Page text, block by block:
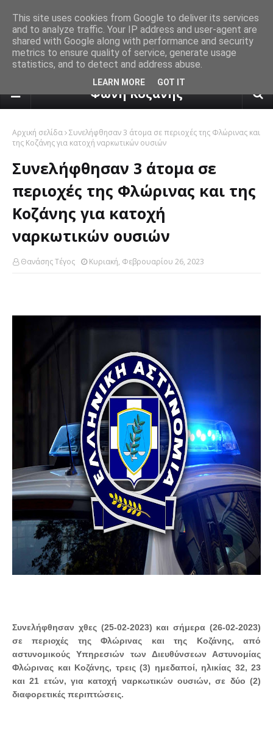
πρόγνωση καιρού από το
Φωνή Κοζάνης
Αρχική σελίδα Συνελήφθησαν 3 άτομα σε περιοχές της Φλώρινας και
της Κοζάνης για κατοχή ναρκωτικών ουσιών
Συνελήφθησαν 3 άτομα σε
περιοχές της Φλώρινας και της
Κοζάνης για κατοχή
ναρκωτικών ουσιών
Θανάσης Τέγος Κυριακή, Φεβρουαρίου 26, 2023
Συνελήφθησαν χθες (25-02-2023) και σήμερα (26-02-2023)
σε περιοχές της Φλώρινας και της Κοζάνης, από
αστυνομικούς Υπηρεσιών των Διευθύνσεων Αστυνομίας
Φλώρινας και Κοζάνης, τρεις (3) ημεδαποί, ηλικίας 32, 23
και 21 ετών, για κατοχή ναρκωτικών ουσιών, σε δύο (2)
διαφορετικές περιπτώσεις.
This site uses cookies from Google to deliver its services
and to analyze traffic. Your IP address and user-agent are
shared with Google along with performance and security
metrics to ensure quality of service, generate usage
statistics, and to detect and address abuse.
LEARN MORE GOT IT